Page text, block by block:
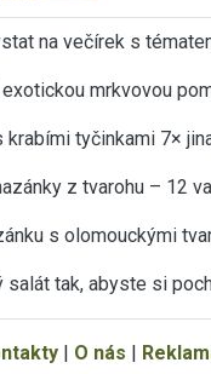
na večírek s
mrkvovou
krabími tyčinkami 7×
z tvarohu – 12
s olomouckými
salát tak, abyste si
| O nás |